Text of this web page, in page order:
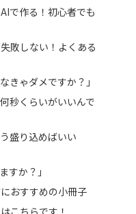
で作る！初心者でも
敗しない！よくある
きゃダメですか？」
秒くらいがいいんで
盛り込めばいい
すか？」
おすすめの小冊子